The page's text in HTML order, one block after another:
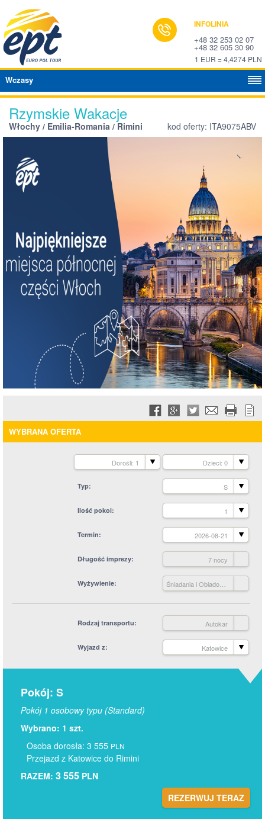
INFOLINIA
+48 32 253 02 07
+48 32 605 30 90
1 EUR = 4,4274 PLN
Wczasy
Rzymskie Wakacje
Włochy / Emilia-Romania / Rimini kod oferty: ITA9075ABV
WYBRANA OFERTA
Dorośli: 1 Dzieci: 0
Typ S
Ilość pokoi 1
Termin 2026-08-21
Długość imprezy 7 nocy
Wyżywienie
Rodzaj transportu Autokar
Wyjazd z Katowice
Pokój: S
Pokój 1 osobowy typu (Standard)
Wybrano: 1 szt.
Osoba dorosła: 3 555 PLN
Przejazd z Katowice do Rimini
RAZEM: 3 555 PLN
REZERWUJ TERAZ